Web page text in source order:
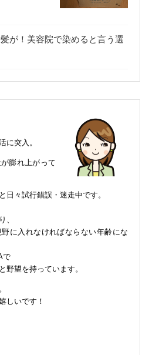
が！美容院で染めると言う選
に突入。
膨れ上がって
日々試行錯誤・迷走中です。
、
に入れなければならない年齢にな
で
野望を持っています。
しいです！